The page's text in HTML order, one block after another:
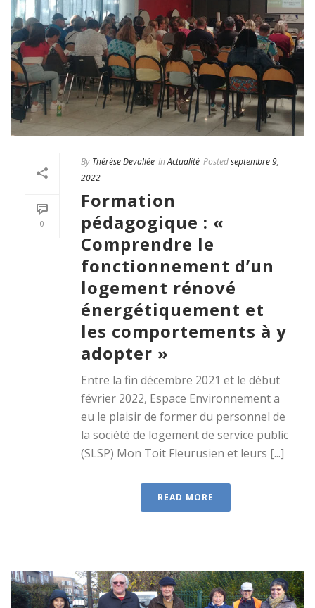
0
By Thérèse Devallée In Actualité Postedseptembre 9,
2022
Formation
pédagogique : «
Comprendre le
fonctionnement d’un
logement rénové
énergétiquement et
les comportements à y
adopter »
Entre la fin décembre 2021 et le début
février 2022, Espace Environnement a
eu le plaisir de former du personnel de
la société de logement de service public
(SLSP) Mon Toit Fleurusien et leurs [...]
READ MORE